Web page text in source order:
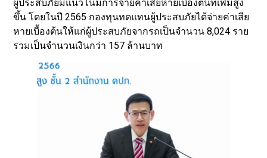
ผู้ประสบภัยมีแนวโน้มการจ่ายค่าเสียหายเบื้องต้นที่เพิ่มสูง
ขึ้น โดยในปี 2565 กองทุนทดแทนผู้ประสบภัยได้จ่ายค่าเสีย
หายเบื้องต้นให้แก่ผู้ประสบภัยจากรถเป็นจำนวน 8,024 ราย
รวมเป็นจำนวนเงินกว่า 157 ล้านบาท